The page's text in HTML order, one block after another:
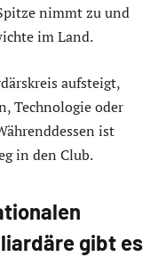
nimmt zu und
im Land.
aufsteigt,
Technologie oder
ist
in den Club.
gibt es